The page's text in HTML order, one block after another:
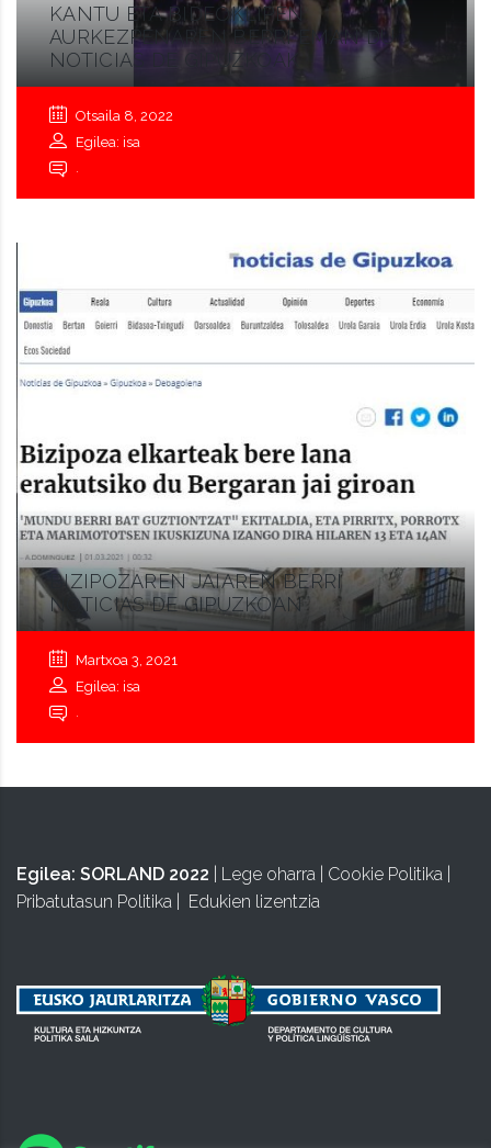
KANTU ETA BIDEOKLIPEN
AURKEZPENAREN BERRI EMAN DU
NOTICIAS DE GIPUZKOAK
Otsaila 8, 2022
Egilea: isa
.
BIZIPOZAREN JAIAREN BERRI
NOTICIAS DE GIPUZKOAN
Martxoa 3, 2021
Egilea: isa
.
Egilea: SORLAND 2022 Lege oharra Cookie Politika
Pribatutasun Politika
Edukien lizentzia